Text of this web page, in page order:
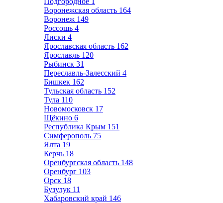
Воронежская область 164
Воронеж 149
Россошь 4
Лиски 4
Ярославская область 162
Ярославль 120
Рыбинск 31
Переславль-Залесский 4
Бишкек 162
Тульская область 152
Тула 110
Новомосковск 17
Щёкино 6
Республика Крым 151
Симферополь 75
Ялта 19
Керчь 18
Оренбургская область 148
Оренбург 103
Орск 18
Бузулук 11
Хабаровский край 146